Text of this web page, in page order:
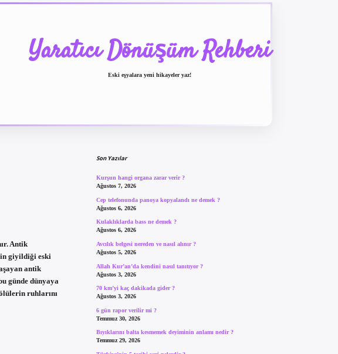
Yaratıcı Dönüşüm Rehberi
Eski eşyalara yeni hikayeler yaz!
Antik
giyildiği eski
antik
günde dünyaya
ruhlarını
Son Yazılar
Kurşun hangi organa zarar verir ?
Ağustos 7, 2026
Cep telefonunda panoya kopyalandı ne demek ?
Ağustos 6, 2026
Kulaklıklarda bass ne demek ?
Ağustos 6, 2026
Avcılık belgesi nereden ve nasıl alınır ?
Ağustos 5, 2026
Allah Kur’an’da kendini nasıl tanıtıyor ?
Ağustos 3, 2026
70 km’yi kaç dakikada gider ?
Ağustos 3, 2026
6 gün rapor verilir mi ?
Temmuz 30, 2026
Bıyıklarını balta kesmemek deyiminin anlamı nedir ?
Temmuz 29, 2026